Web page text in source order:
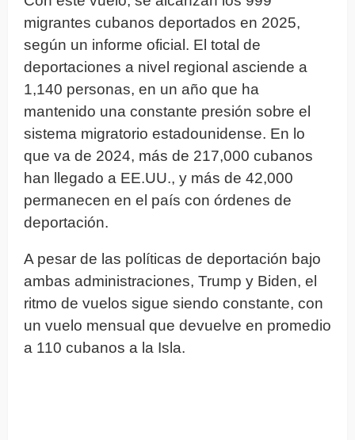
migrantes cubanos deportados en 2025,
según un informe oficial. El total de
deportaciones a nivel regional asciende a
1,140 personas, en un año que ha
mantenido una constante presión sobre el
sistema migratorio estadounidense. En lo
que va de 2024, más de 217,000 cubanos
han llegado a EE.UU., y más de 42,000
permanecen en el país con órdenes de
deportación.
A pesar de las políticas de deportación bajo
ambas administraciones, Trump y Biden, el
ritmo de vuelos sigue siendo constante, con
un vuelo mensual que devuelve en promedio
a 110 cubanos a la Isla.